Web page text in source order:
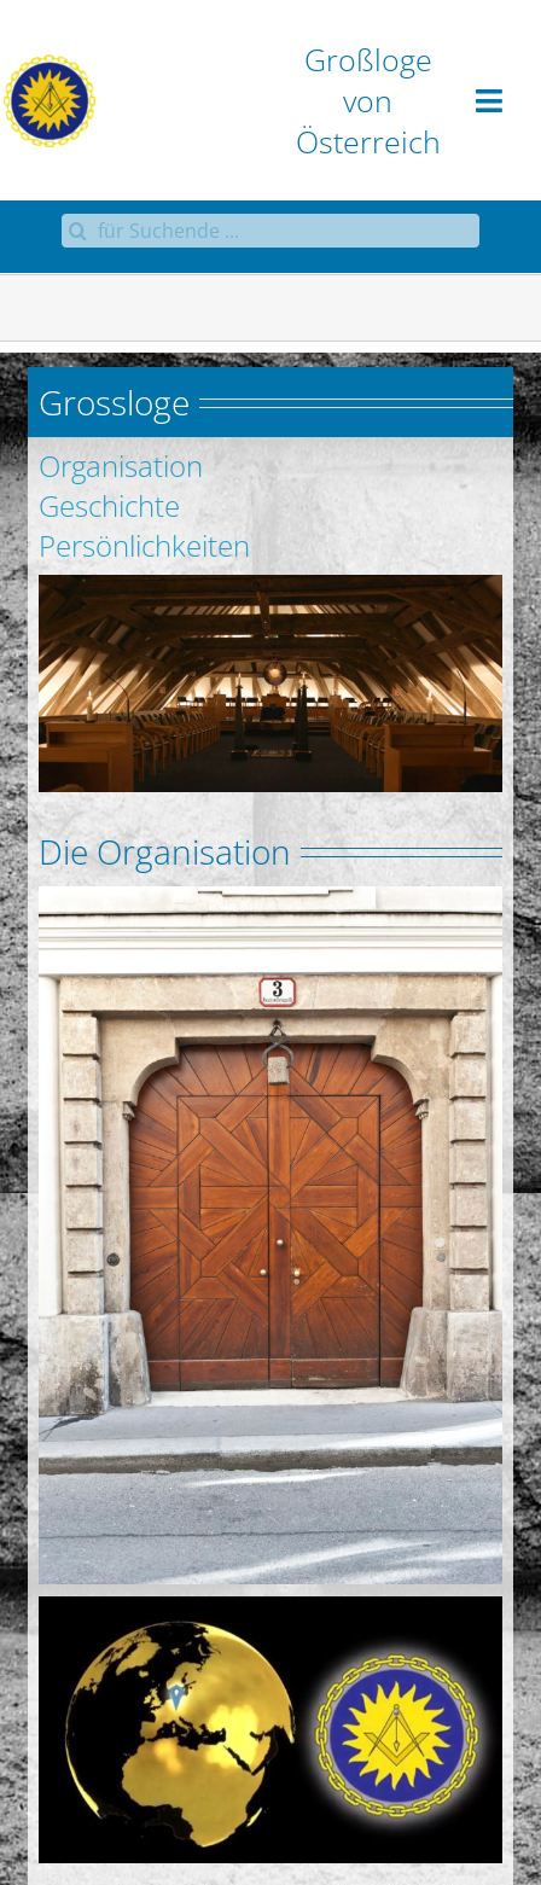
springen
Großloge
von
Österreich
Home
Aktuell
Sammlungen
Antworten
Gedanken
Deutsch
Suche
nach:
Grossloge
Organisation
Geschichte
Persönlichkeiten
Die Organisation